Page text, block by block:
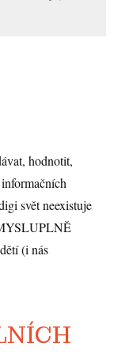
hodnotit,
svět neexistuje
(i nás